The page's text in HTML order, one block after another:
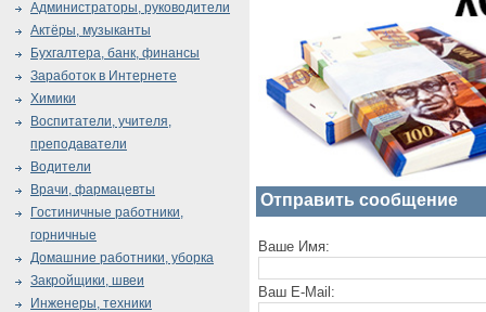
Отправить сообщение
Ваше Имя:
Ваш E-Mail:
Администраторы, руководители
Актёры, музыканты
Бухгалтера, банк, финансы
Заработок в Интернете
Химики
Воспитатели, учителя,
преподаватели
Водители
Врачи, фармацевты
Гостиничные работники,
горничные
Домашние работники, уборка
Закройщики, швеи
Инженеры, техники